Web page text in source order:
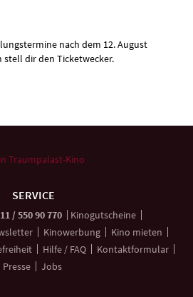
nach dem 12. August
dir den Ticketwecker.
SERVICE
/ 550 90 770anrufen
Kinogutscheine
Kinowerbung
Kino mieten
Hilfe / FAQ
Kontaktformular
Presse
Jobs